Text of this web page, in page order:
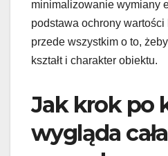
minimalizowanie wymiany
podstawa ochrony
przede wszystkim o to,
kształt i charakter obiektu.
Jak krok po
wygląda cała